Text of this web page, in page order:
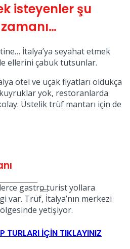
isteyenler şu
İtalya’ya seyahat etmek
ellerini çabuk tutsunlar.
otel ve uçak fiyatları oldukça
yok, restoranlarda
Üstelik trüf mantarı için de
gastro turist yollara
var. Trüf, İtalya’nın merkezi
yetişiyor.
TURLARI İÇİN TIKLAYINIZ